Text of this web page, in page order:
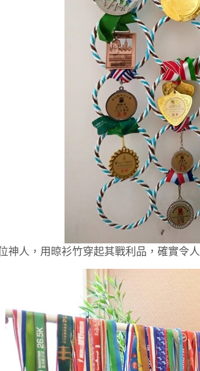
神人，用晾衫竹穿起其戰利品，確實令